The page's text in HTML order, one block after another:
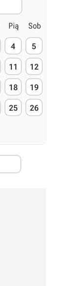
Pią Sob
4 5
11 12
18 19
25 26